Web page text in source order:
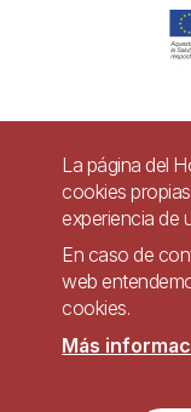
Pie
página
Política de
La página del
cookies
experiencia de
En caso de
web
cookies.
Más